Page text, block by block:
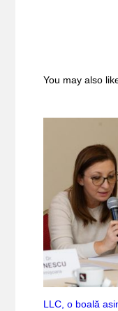
You may also
LLC, o boală